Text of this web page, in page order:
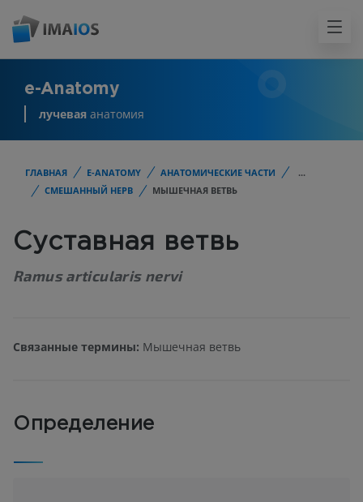
e-Anatomy
лучевая анатомия
ГЛАВНАЯ E-ANATOMY АНАТОМИЧЕСКИЕ ЧАСТИ
...
СМЕШАННЫЙ НЕРВ
МЫШЕЧНАЯ ВЕТВЬ
Суставная ветвь
Ramus articularis nervi
Связанные термины: Мышечная ветвь
Определение